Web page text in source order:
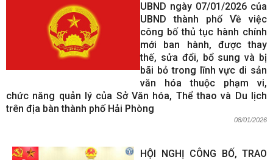
UBND ngày 07/01/2026 của
UBND thành phố Về việc
công bố thủ tục hành chính
mới ban hành, được thay
thế, sửa đổi, bổ sung và bị
bãi bỏ trong lĩnh vực di sản
văn hóa thuộc phạm vi,
chức năng quản lý của Sở Văn hóa, Thể thao và Du lịch
trên địa bàn thành phố Hải Phòng
08/01/2026
HỘI NGHỊ CÔNG BỐ, TRAO